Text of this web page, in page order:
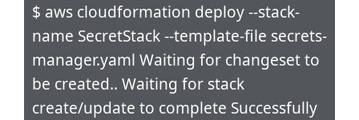
$ aws cloudformation deploy --stack-
name SecretStack --template-file secrets-
manager.yaml Waiting for changeset to
be created.. Waiting for stack
create/update to complete Successfully